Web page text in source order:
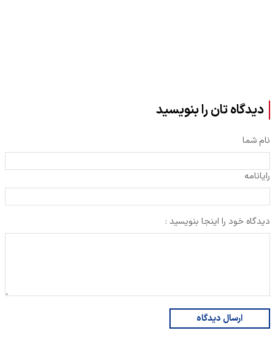
دیدگاه تان را بنویسید
نام شما
رایانامه
دیدگاه خود را اینجا بنویسید :
ارسال دیدگاه